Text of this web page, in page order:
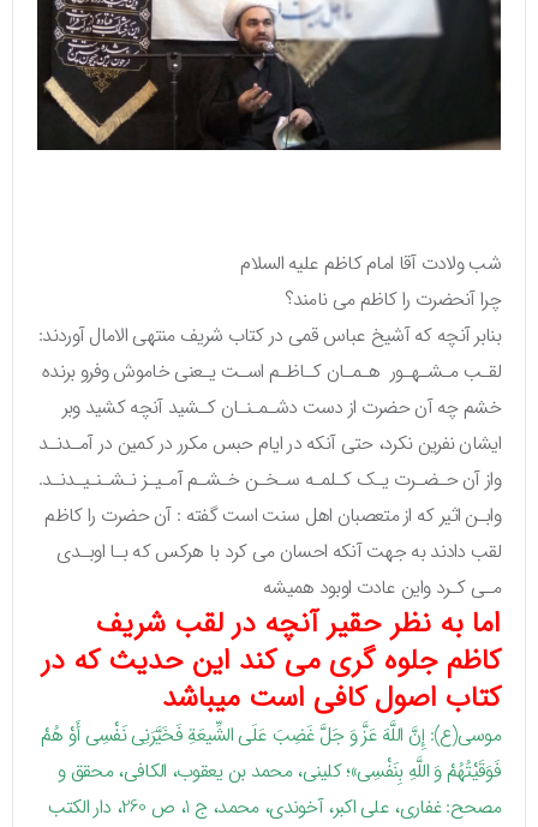
شب ولادت آقا امام کاظم علیه السلام
چرا آنحضرت را کاظم می نامند؟
بنابر آنچه که آشیخ عباس قمی در کتاب شریف منتهی الامال آوردند:
لقـب مـشـهـور هـمـان كـاظـم اسـت يـعنى خاموش وفرو برنده
خشم چه آن حضرت از دست دشـمـنـان كـشيد آنچه كشيد وبر
ايشان نفرين نكرد، حتى آنكه در ايام حبس مكرر در كمين در آمـدنـد
واز آن حـضـرت يـك كـلمـه سـخـن خـشـم آمـيـز نـشـنـيـدنـد.
وابـن اثير كه از متعصبان اهل سنت است گفته : آن حضرت را كاظم
لقب دادند به جهت آنكه احسان مى كرد با هركس كه بـا اوبـدى
مـى كـرد واين عادت اوبود هميشه
اما به نظر حقیر آنچه در لقب شریف
کاظم جلوه گری می کند این حدیث که در
کتاب اصول کافی است میباشد
موسى(ع): إِنَّ اللَّهَ عَزَّ وَ جَلَّ غَضِبَ‏ عَلَى الشِّيعَةِ فَخَيَّرَنِي نَفْسِي أَوْ هُمْ‏
فَوَقَيْتُهُمْ وَ اللَّهِ بِنَفْسِي‏»؛ کلینی، محمد بن یعقوب، الکافی، محقق و
مصحح: غفاری، علی اکبر، آخوندی، محمد، ج 1، ص 260، دار الکتب